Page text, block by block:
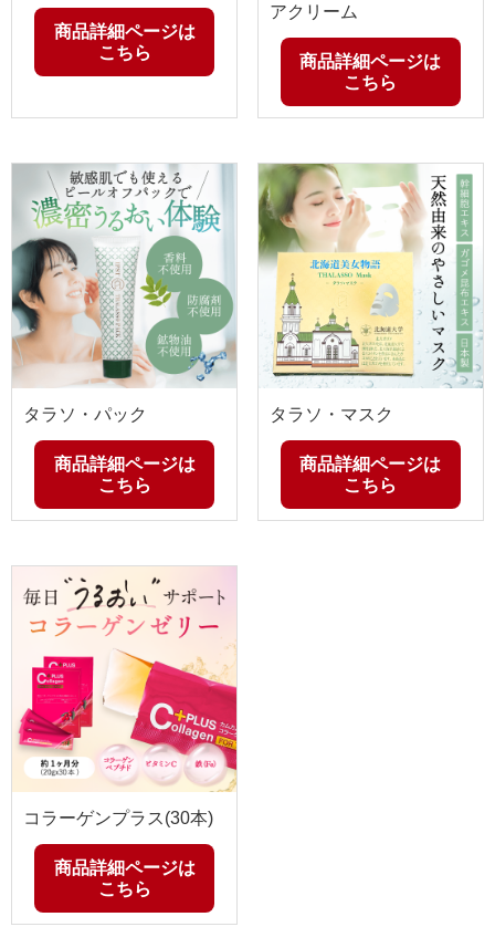
商品詳細ページは
こちら
アクリーム
商品詳細ページは
こちら
タラソ・パック
商品詳細ページは
こちら
タラソ・マスク
商品詳細ページは
こちら
コラーゲンプラス(30本)
商品詳細ページは
こちら